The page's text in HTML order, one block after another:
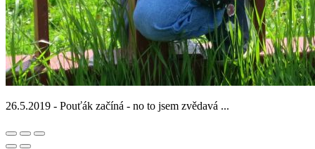
26.5.2019 - Pouťák začíná - no to jsem zvědavá ...